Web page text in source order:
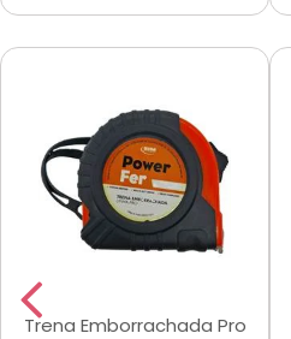
Trena Emborrachada Pro